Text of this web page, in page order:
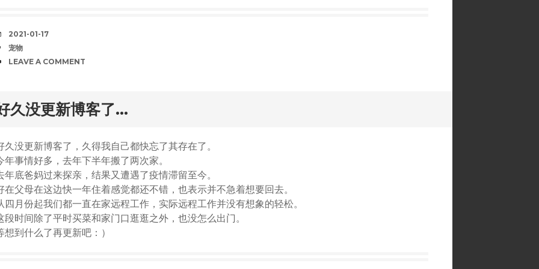
DATE
2021-01-17
TAGS
宠物
COMMENTS
LEAVE A COMMENT
久没更新博客了…
久没更新博客了，久得我自己都快忘了其存在了。
年事情好多，去年下半年搬了两次家。
年底爸妈过来探亲，结果又遭遇了疫情滞留至今。
在父母在这边快一年住着感觉都还不错，也表示并不急着想要回去。
四月份起我们都一直在家远程工作，实际远程工作并没有想象的轻松。
段时间除了平时买菜和家门口逛逛之外，也没怎么出门。
想到什么了再更新吧：）